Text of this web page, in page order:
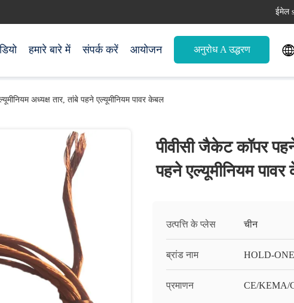
ईमेल
हमारे बारे में संपर्क करें आयोजन अनुरोध A उद्धरण
अध्यक्ष तार, तांबे पहने एल्यूमीनियम पावर केबल
पीवीसी जैकेट कॉपर
पहने एल्यूमीनियम
उत्पत्ति के प्लेस चीन
ब्रांड नाम HOLD-ONE
प्रमाणन CE/KEMA/